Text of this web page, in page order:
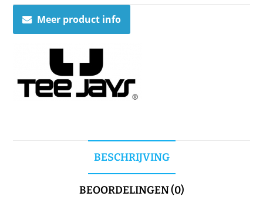
Meer product info
BESCHRIJVING
BEOORDELINGEN (0)